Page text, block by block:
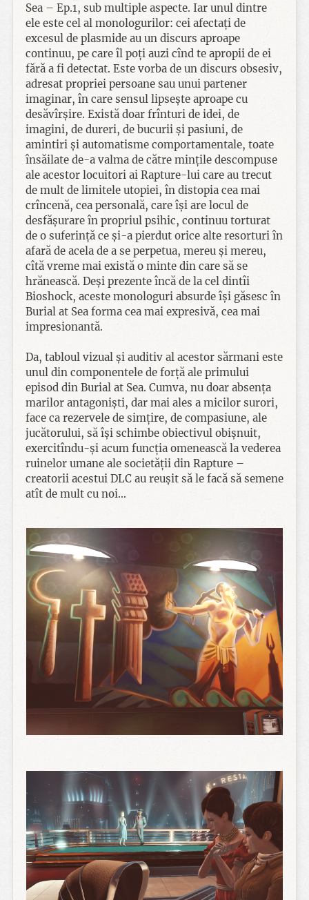
Sea – Ep.1, sub multiple aspecte. Iar unul dintre
ele este cel al monologurilor: cei afectați de
excesul de plasmide au un discurs aproape
continuu, pe care îl poți auzi cînd te apropii de ei
fără a fi detectat. Este vorba de un discurs obsesiv,
adresat propriei persoane sau unui partener
imaginar, în care sensul lipsește aproape cu
desăvîrșire. Există doar frînturi de idei, de
imagini, de dureri, de bucurii și pasiuni, de
amintiri și automatisme comportamentale, toate
însăilate de-a valma de către mințile descompuse
ale acestor locuitori ai Rapture-lui care au trecut
de mult de limitele utopiei, în distopia cea mai
crîncenă, cea personală, care își are locul de
desfășurare în propriul psihic, continuu torturat
de o suferință ce și-a pierdut orice alte resorturi în
afară de acela de a se perpetua, mereu și mereu,
cîtă vreme mai există o minte din care să se
hrănească. Deși prezente încă de la cel dintîi
Bioshock, aceste monologuri absurde își găsesc în
Burial at Sea forma cea mai expresivă, cea mai
impresionantă.
Da, tabloul vizual și auditiv al acestor sărmani este
unul din componentele de forță ale primului
episod din Burial at Sea. Cumva, nu doar absența
marilor antagoniști, dar mai ales a micilor surori,
face ca rezervele de simțire, de compasiune, ale
jucătorului, să își schimbe obiectivul obișnuit,
exercitîndu-și acum funcția omenească la vederea
ruinelor umane ale societății din Rapture –
creatorii acestui DLC au reușit să le facă să semene
atît de mult cu noi…